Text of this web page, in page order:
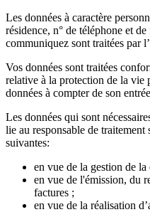
Les données à caractère
résidence, n° de téléphone et
communiquez sont traitées par
Vos données sont traitées
relative à la protection de la vie
données à compter de son
Les données qui sont
lie au responsable de
suivantes:
en vue de la gestion de la
en vue de l'émission, du
factures ;
en vue de la réalisation